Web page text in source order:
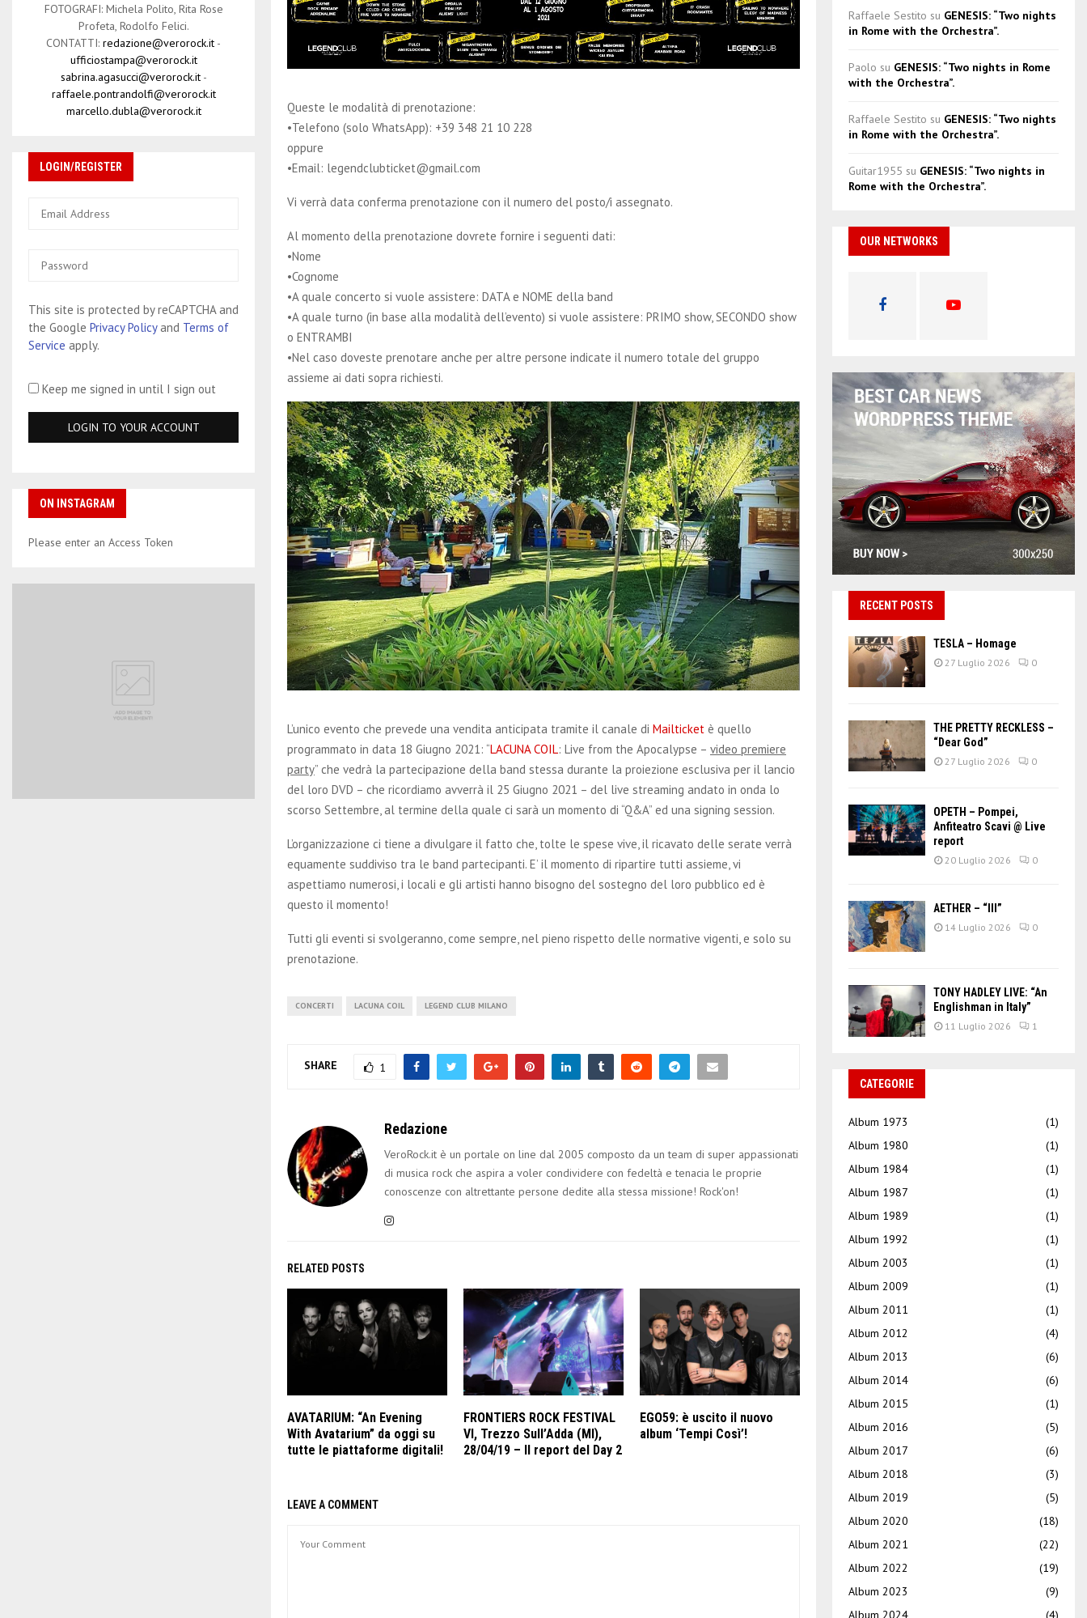
Queste le modalità di prenotazione:
•Telefono (solo WhatsApp): +39 348 21 10 228
oppure
•Email: legendclubticket@gmail.com
Vi verrà data conferma prenotazione con il numero del posto/i assegnato.
Al momento della prenotazione dovrete fornire i seguenti dati:
•Nome
•Cognome
•A quale concerto si vuole assistere: DATA e NOME della band
•A quale turno (in base alla modalità dell’evento) si vuole assistere: PRIMO show, SECONDO show
o ENTRAMBI
•Nel caso doveste prenotare anche per altre persone indicate il numero totale del gruppo
assieme ai dati sopra richiesti.
L’unico evento che prevede una vendita anticipata tramite il canale di Mailticket è quello
programmato in data 18 Giugno 2021: “LACUNA COIL: Live from the Apocalypse – video premiere
party” che vedrà la partecipazione della band stessa durante la proiezione esclusiva per il lancio
del loro DVD – che ricordiamo avverrà il 25 Giugno 2021 – del live streaming andato in onda lo
scorso Settembre, al termine della quale ci sarà un momento di “Q&A” ed una signing session.
L’organizzazione ci tiene a divulgare il fatto che, tolte le spese vive, il ricavato delle serate verrà
equamente suddiviso tra le band partecipanti. E’ il momento di ripartire tutti assieme, vi
aspettiamo numerosi, i locali e gli artisti hanno bisogno del sostegno del loro pubblico ed è
questo il momento!
Tutti gli eventi si svolgeranno, come sempre, nel pieno rispetto delle normative vigenti, e solo su
prenotazione.
CONCERTI LACUNA COIL LEGEND CLUB MILANO
SHARE 1
Redazione
VeroRock.it è un portale on line dal 2005 composto da un team di super appassionati
di musica rock che aspira a voler condividere con fedeltà e tenacia le proprie
conoscenze con altrettante persone dedite alla stessa missione! Rock'on!
RELATED POSTS
AVATARIUM: “An Evening
With Avatarium” da oggi su
tutte le piattaforme digitali!
FRONTIERS ROCK FESTIVAL
VI, Trezzo Sull’Adda (MI),
28/04/19 – Il report del Day 2
EGO59: è uscito il nuovo
album ‘Tempi Così’!
LEAVE A COMMENT
FOTOGRAFI: Michela Polito, Rita Rose
Profeta, Rodolfo Felici.
CONTATTI: redazione@verorock.it -
ufficiostampa@verorock.it
sabrina.agasucci@verorock.it-
raffaele.pontrandolfi@verorock.it
marcello.dubla@verorock.it
LOGIN/REGISTER
This site is protected by reCAPTCHA and
the Google Privacy Policyand Terms of
Service apply.
Keep me signed in until I sign out
ON INSTAGRAM
Please enter an Access Token
Raffaele Sestito su GENESIS: “Two nights
in Rome with the Orchestra”.
Paolo su GENESIS: “Two nights in Rome
with the Orchestra”.
Raffaele Sestito su GENESIS: “Two nights
in Rome with the Orchestra”.
Guitar1955 su GENESIS: “Two nights in
Rome with the Orchestra”.
OUR NETWORKS
RECENT POSTS
TESLA – Homage
27 Luglio 2026 0
THE PRETTY RECKLESS –
“Dear God”
27 Luglio 2026 0
OPETH – Pompei,
Anfiteatro Scavi @ Live
report
20 Luglio 2026 0
AETHER – “III”
14 Luglio 2026 0
TONY HADLEY LIVE: “An
Englishman in Italy”
11 Luglio 2026 1
CATEGORIE
Album 1973
(1)
Album 1980
(1)
Album 1984
(1)
Album 1987
(1)
Album 1989
(1)
Album 1992
(1)
Album 2003
(1)
Album 2009
(1)
Album 2011
(1)
Album 2012
(4)
Album 2013
(6)
Album 2014
(6)
Album 2015
(1)
Album 2016
(5)
Album 2017
(6)
Album 2018
(3)
Album 2019
(5)
Album 2020
(18)
Album 2021
(22)
Album 2022
(19)
Album 2023
(9)
Album 2024
(4)